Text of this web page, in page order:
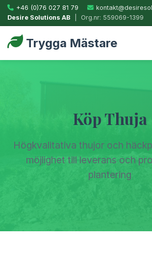
+46 (0)76 027 81 79
Desire Solutions AB | Org.nr: 559069-1399
Trygga Mästare
Köp Thuja
Högkvalitativa thujor och
möjlighet till leverans och
plantering